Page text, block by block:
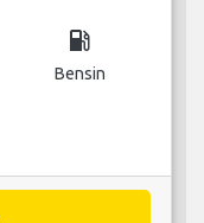
local_gas_station
Bensin